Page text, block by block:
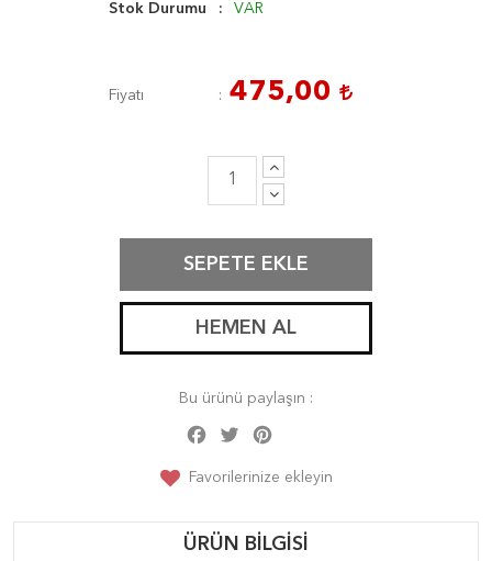
Stok Durumu
VAR
Fiyatı 475,00
SEPETE EKLE
HEMEN AL
Bu ürünü paylaşın :
Facebook
Twitter
Favorilerinize ekleyin
ÜRÜN BILGISI